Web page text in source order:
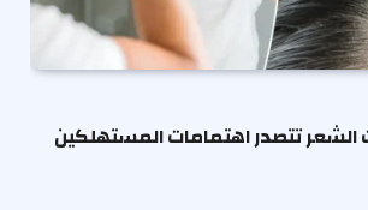
الشعر تتصدر اهتمامات المستهلكين